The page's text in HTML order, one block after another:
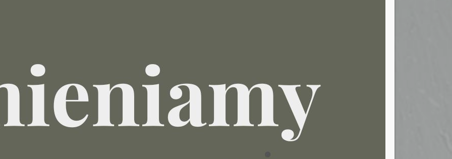
farby woskiem lub
technik,
przetarcia vintage,
lub efekt bejcy –
Annie Sloan to kolorowe inspiracje stworzone w nawi zaniu do historii architektury. 33 kolory to ą barwy